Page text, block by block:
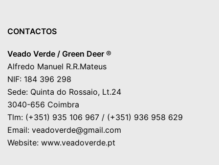
CONTACTOS
Veado Verde / Green Deer ®
Alfredo Manuel R.R.Mateus
NIF: 184 396 298
Sede: Quinta do Rossaio, Lt.24
3040-656 Coimbra
Tlm: (+351) 935 106 967 / (+351) 936 958 629
Email: veadoverde@gmail.com
Website: www.veadoverde.pt